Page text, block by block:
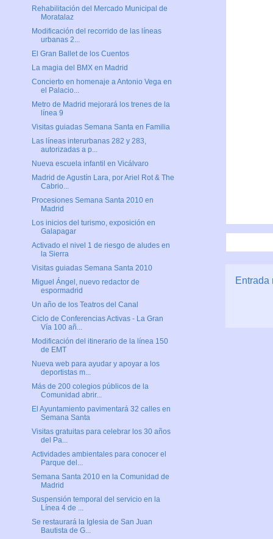
Entrada
Rehabilitación del Mercado Municipal de
Moratalaz
Modificación del recorrido de las líneas
urbanas 2...
El Gran Ballet de los Cuentos
La magia del BMX en Madrid
Concierto en homenaje a Antonio Vega en
el Palacio...
Metro de Madrid mejorará los trenes de la
línea 9
Visitas guiadas Semana Santa en Familia
Las líneas interurbanas 282 y 283,
autorizadas a p...
Nueva escuela infantil en Vicálvaro
Madrid de Agustín Lara, por Ariel Rot & The
Cabrio...
Procesiones Semana Santa 2010 en
Madrid
Los inicios del turismo, exposición en
Galapagar
Activado el nivel 1 de riesgo de aludes en
la Sierra
Visitas guiadas Semana Santa 2010
Miguel Ángel, nuevo redactor de
espormadrid
Un año de los Teatros del Canal
Ciclo de Conferencias Activas - La Gran
Vía 100 añ...
Modificación del itinerario de la línea 150
de EMT
Nueva web para ayudar y apoyar a los
deportistas m...
Más de 200 colegios públicos de la
Comunidad abrir...
El Ayuntamiento pavimentará 32 calles en
Semana Santa
Visitas gratuitas para celebrar los 30 años
del Pa...
Actividades ambientales para conocer el
Parque del...
Semana Santa 2010 en la Comunidad de
Madrid
Suspensión temporal del servicio en la
Línea 4 de ...
Se restaurará la Iglesia de San Juan
Bautista de G...